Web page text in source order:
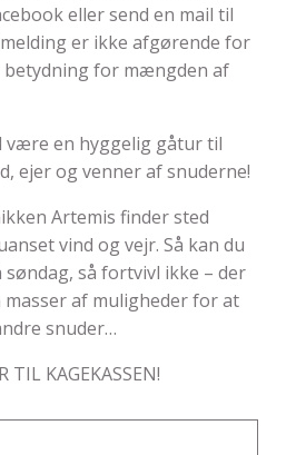
eller send en mail til
er ikke afgørende for
betydning for mængden af
være en hyggelig gåtur til
ejer og venner af snuderne!
Artemis finder sted
vind og vejr. Så kan du
søndag, så fortvivl ikke – der
af muligheder for at
snuder…
TIL KAGEKASSEN!